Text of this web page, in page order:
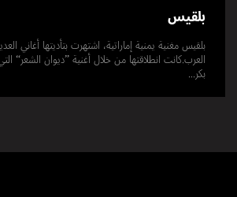
بلقيس
بلقيس مغنية يمنية إماراتية، اشتهرت بتأديتها أغاني
العرب.كانت انطلاقتها من خلال أغنية ”ديوان الشعر“
بكر...